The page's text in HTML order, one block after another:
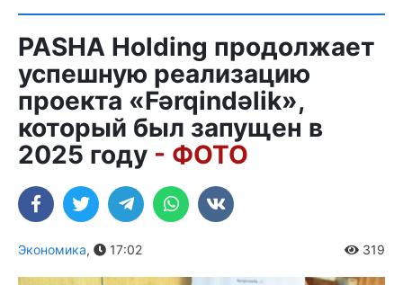
PASHA Holding продолжает
успешную реализацию
проекта «Fərqindəlik»,
который был запущен в
2025 году - ФОТО
Экономика, 17:02 319